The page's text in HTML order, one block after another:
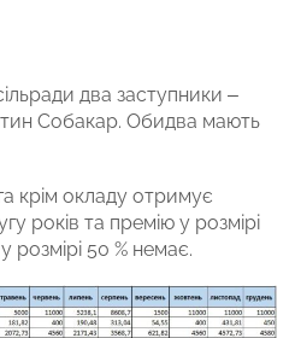
два заступники –
Собакар. Обидва мають
крім окладу отримує
років та премію у розмірі
розмірі 50 % немає.